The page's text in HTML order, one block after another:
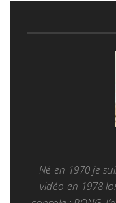
Né en 1970 je
vidéo en 1978